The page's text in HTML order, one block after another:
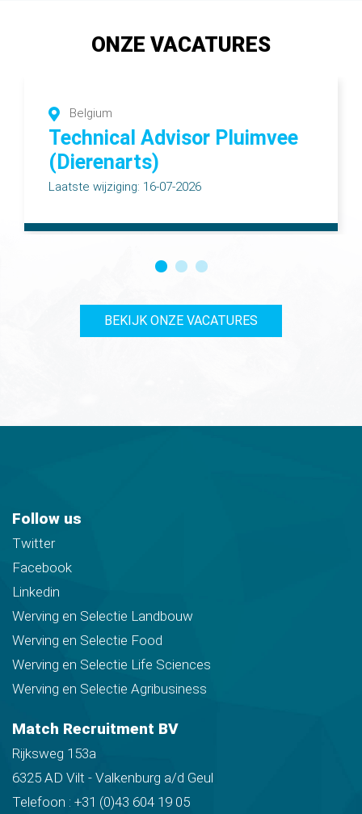
ONZE VACATURES
Belgium
Technical Advisor Pluimvee
(Dierenarts)
Laatste wijziging: 16-07-2026
BEKIJK ONZE VACATURES
Follow us
Twitter
Facebook
Linkedin
Werving en Selectie Landbouw
Werving en Selectie Food
Werving en Selectie Life Sciences
Werving en Selectie Agribusiness
Match Recruitment BV
Rijksweg 153a
6325 AD Vilt - Valkenburg a/d Geul
Telefoon : +31 (0)43 604 19 05